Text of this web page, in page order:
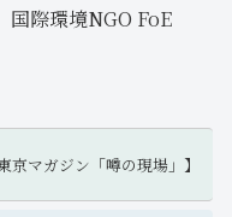
国際環境NGO FoE
マガジン「噂の現場」】